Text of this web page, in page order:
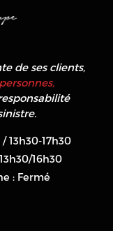
de ses clients,
13h30-17h30
16h30
: Fermé